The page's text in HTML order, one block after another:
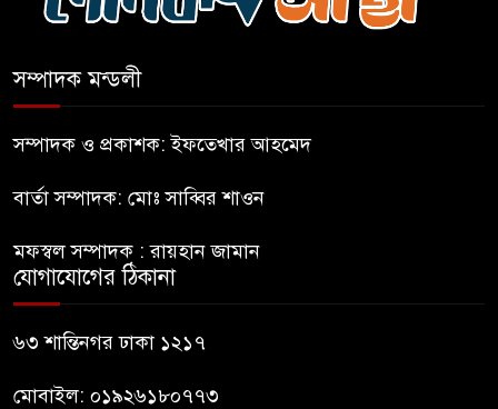
বোমা হামলার আশঙ্কায় সারাদেশে
ইউনূস
নাটোরে পর্যটনমন্ত্রীকে হত্যার চেষ্টা;
পিস্তলসহ যুবক আটক
সম্পাদক মন্ডলী
সম্পাদক ও প্রকাশক: ইফতেখার আহমেদ
বার্তা সম্পাদক: মোঃ সাব্বির শাওন
মফস্বল সম্পাদক : রায়হান জামান
যোগাযোগের ঠিকানা
৬৩ শান্তিনগর ঢাকা ১২১৭
মোবাইল: ০১৯২৬১৮০৭৭৩